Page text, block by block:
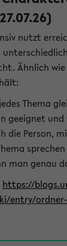
nutzt
Ähnlich wie
Thema
geeignet
die Person,
man genau
https://
entry/